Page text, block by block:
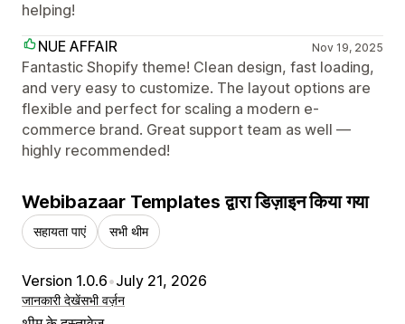
helping!
NUE AFFAIR
Nov 19, 2025
Fantastic Shopify theme! Clean design, fast loading,
and very easy to customize. The layout options are
flexible and perfect for scaling a modern e-
commerce brand. Great support team as well —
highly recommended!
Webibazaar Templates द्वारा डिज़ाइन किया गया
सहायता पाएं सभी थीम
Version 1.0.6•July 21, 2026
जानकारी देखेंसभी वर्ज़न